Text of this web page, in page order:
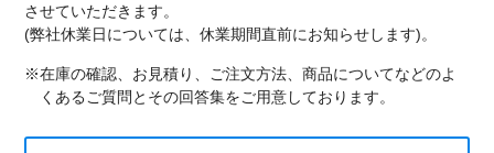
させていただきます。
(弊社休業日については、休業期間直前にお知らせします)。
※在庫の確認、お見積り、ご注文方法、商品についてなどのよ
くあるご質問とその回答集をご用意しております。